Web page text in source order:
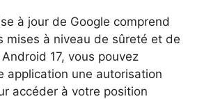
à jour de Google comprend
mises à niveau de sûreté et de
17, vous pouvez
application une autorisation
accéder à votre position